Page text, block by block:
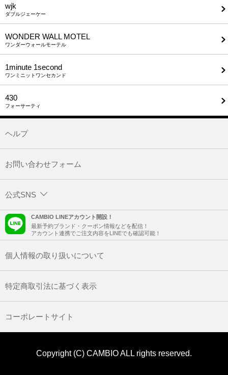
wjk
ダブルジェーケー
WONDER WALL MOTEL
ワンダーウォールモーテル
1minute​ 1second
ワンミニットワンセカンド
430
フォーサーティ
ヘルプ
お問い合わせフォーム
公式SNS
CAMBIO LINEアカウント開設！
最新予約ブランド・クーポン情報などを配信！
アカウント連携でご注文内容をLINEでも確認可能！
個人情報の取り扱いについて
特定商取引法に基づく表示
コーポレートサイト
Copyright (C) CAMBIO ALL rights reserved.